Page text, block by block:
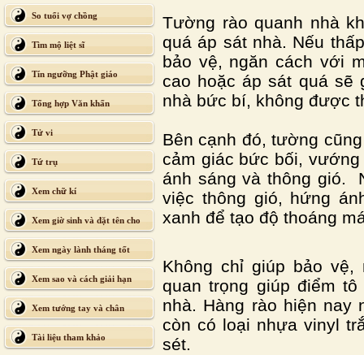
So tuổi vợ chồng
Tìm mộ liệt sĩ
Tín ngưỡng Phật giáo
Tổng hợp Văn khấn
Tử vi
Tứ trụ
Xem chữ kí
Xem giờ sinh và đặt tên cho
con
Xem ngày lành tháng tốt
Xem sao và cách giải hạn
Xem tướng tay và chân
Tài liệu tham khảo
Tường rào quanh nhà
quá áp sát nhà. Nếu
bảo vệ, ngăn cách với
cao hoặc áp sát quá sẽ
nhà bức bí, không được
Bên cạnh đó, tường
cảm giác bức bối,
ánh sáng và thông gió.
việc thông gió, hứng
xanh để tạo độ thoáng
Không chỉ giúp bảo
quan trọng giúp điểm
nhà. Hàng rào hiện nay
còn có loại nhựa vinyl
sét.